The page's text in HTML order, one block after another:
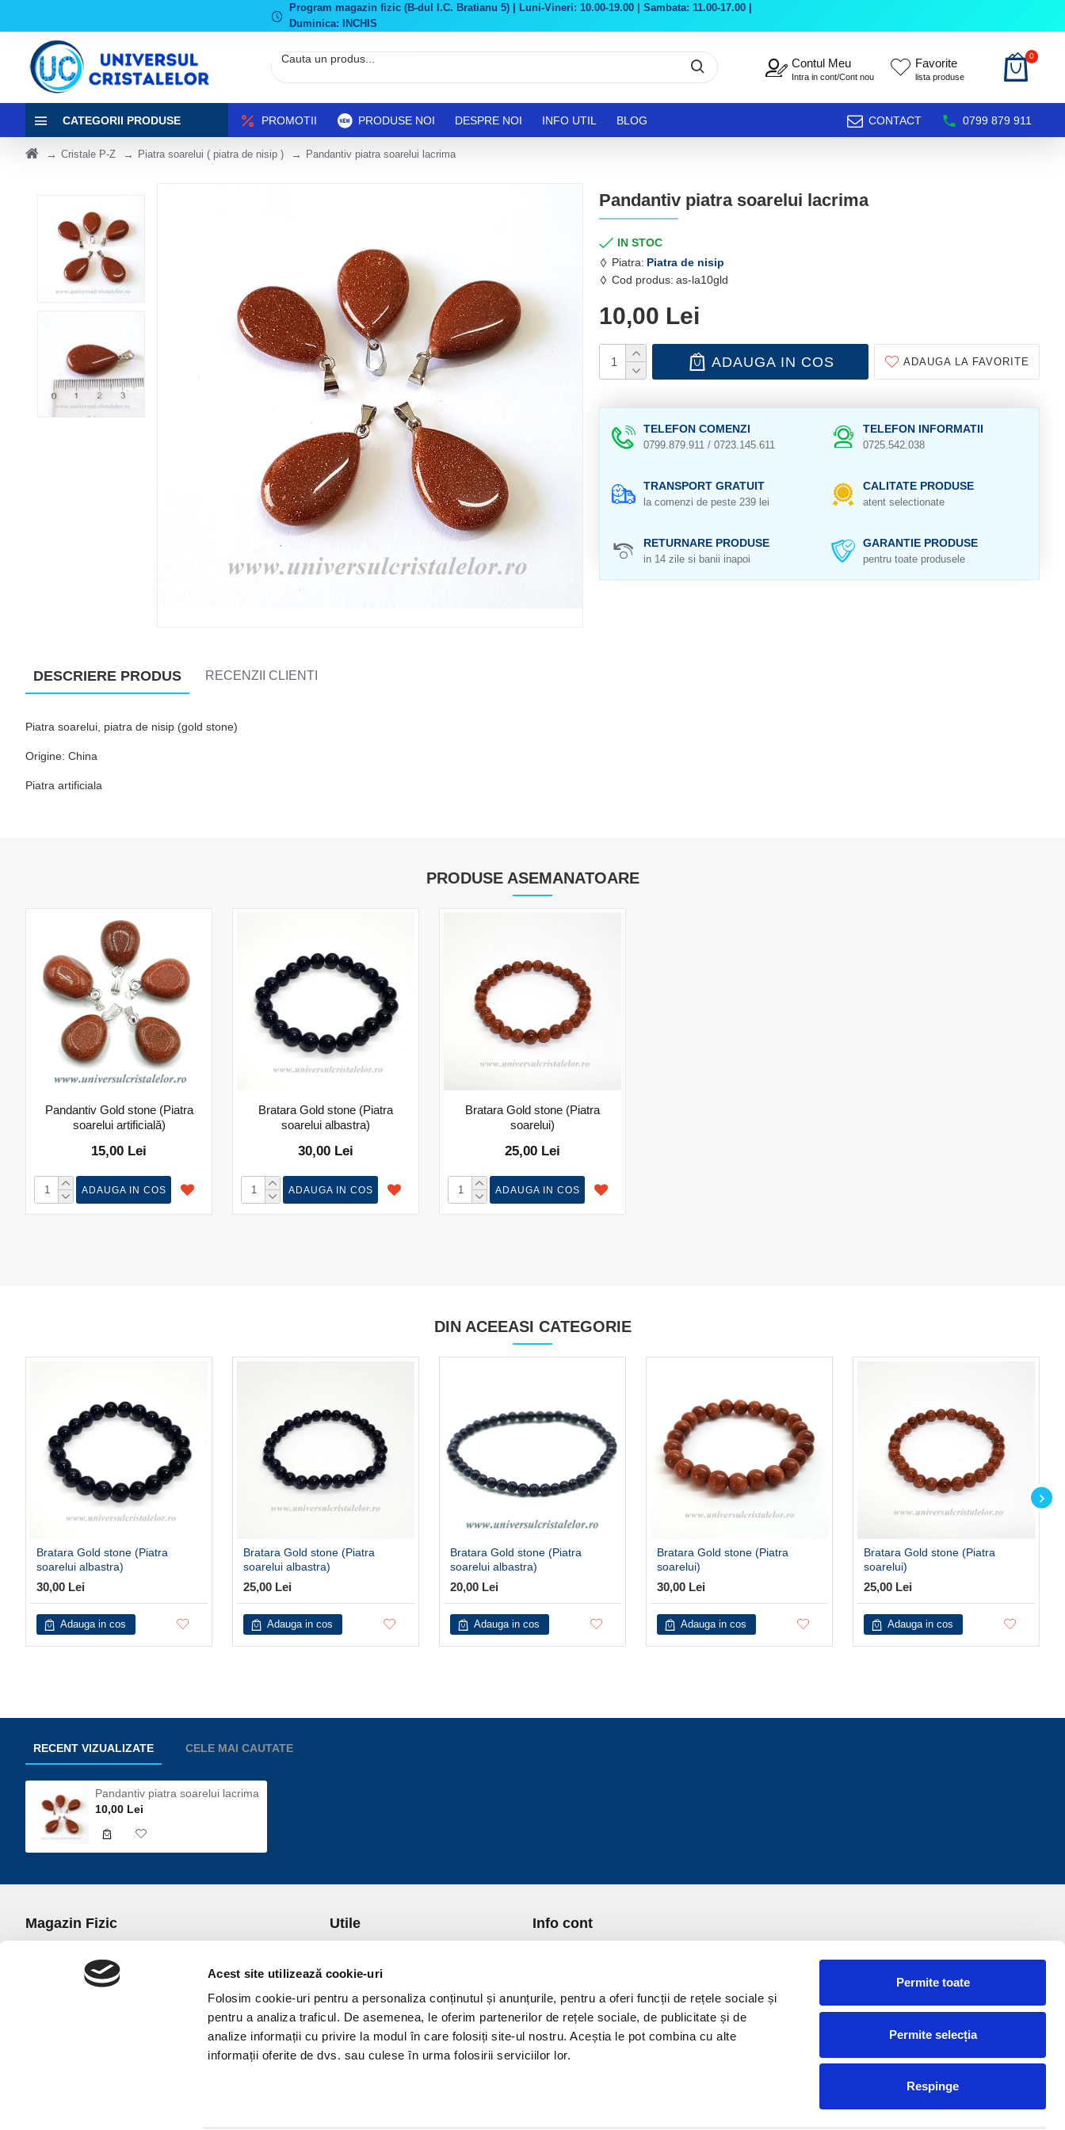
Acest site utilizează cookie-uri
Folosim cookie-uri pentru a personaliza conținutul și anunțurile, pentru a oferi funcții de rețele sociale și
pentru a analiza traficul. De asemenea, le oferim partenerilor de rețele sociale, de publicitate și de
analize informații cu privire la modul în care folosiți site-ul nostru. Aceștia le pot combina cu alte
informații oferite de dvs. sau culese în urma folosirii serviciilor lor.
Permite toate
Permite selecția
Respinge
Program magazin fizic (B-dul I.C. Bratianu 5) | Luni-Vineri: 10.00-19.00 | Sambata: 11.00-17.00 |
Duminica: INCHIS
Contul Meu
Intra in cont/Cont nou
Favorite
lista produse
0
CATEGORII PRODUSE PROMOTII PRODUSE NOI DESPRE NOI INFO UTIL BLOG CONTACT 0799 879 911
Cristale P-Z Piatra soarelui ( piatra de nisip ) Pandantiv piatra soarelui lacrima
Pandantiv piatra soarelui lacrima
IN STOC
Piatra: Piatra de nisip
Cod produs: as-la10gld
10,00 Lei
ADAUGA IN COS ADAUGA LA FAVORITE
TELEFON COMENZI
0799.879.911 / 0723.145.611
TELEFON INFORMATII
0725.542.038
TRANSPORT GRATUIT
la comenzi de peste 239 lei
CALITATE PRODUSE
atent selectionate
RETURNARE PRODUSE
in 14 zile si banii inapoi
GARANTIE PRODUSE
pentru toate produsele
DESCRIERE PRODUS RECENZII CLIENTI
Piatra soarelui, piatra de nisip (gold stone)
Origine: China
Piatra artificiala
PRODUSE ASEMANATOARE
Pandantiv Gold stone (Piatra
soarelui artificială)
15,00 Lei
ADAUGA IN COS
Bratara Gold stone (Piatra
soarelui albastra)
30,00 Lei
ADAUGA IN COS
Bratara Gold stone (Piatra
soarelui)
25,00 Lei
ADAUGA IN COS
DIN ACEEASI CATEGORIE
Bratara Gold stone (Piatra
soarelui albastra)
30,00 Lei
Adauga in cos
Bratara Gold stone (Piatra
soarelui albastra)
25,00 Lei
Adauga in cos
Bratara Gold stone (Piatra
soarelui albastra)
20,00 Lei
Adauga in cos
Bratara Gold stone (Piatra
soarelui)
30,00 Lei
Adauga in cos
Bratara Gold stone (Piatra
soarelui)
25,00 Lei
Adauga in cos
RECENT VIZUALIZATE CELE MAI CAUTATE
Pandantiv piatra soarelui lacrima
10,00 Lei
Magazin Fizic
office@universulcristalelor.ro
0799 879 911, 0723 145 611 (Comenzi Telefonice)
Utile
Transport si Plata
Politica de Returnare
Politica de confidentialitate
Politica Cookies
Termeni si conditii
Info cont
Lista Favorite
GDPR - Protectia datelor
Contact